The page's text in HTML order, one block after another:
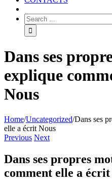
Dans ses
explique
Nous
Home/Uncategorized/Dans ses
elle a écrit Nous
Previous Next
Dans ses propres
comment elle a écrit